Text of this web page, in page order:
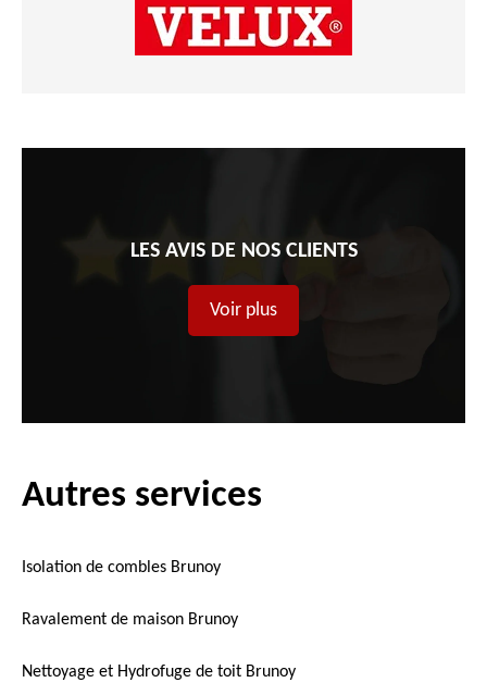
LES AVIS DE NOS CLIENTS
Voir plus
Autres services
Isolation de combles Brunoy
Ravalement de maison Brunoy
Nettoyage et Hydrofuge de toit Brunoy